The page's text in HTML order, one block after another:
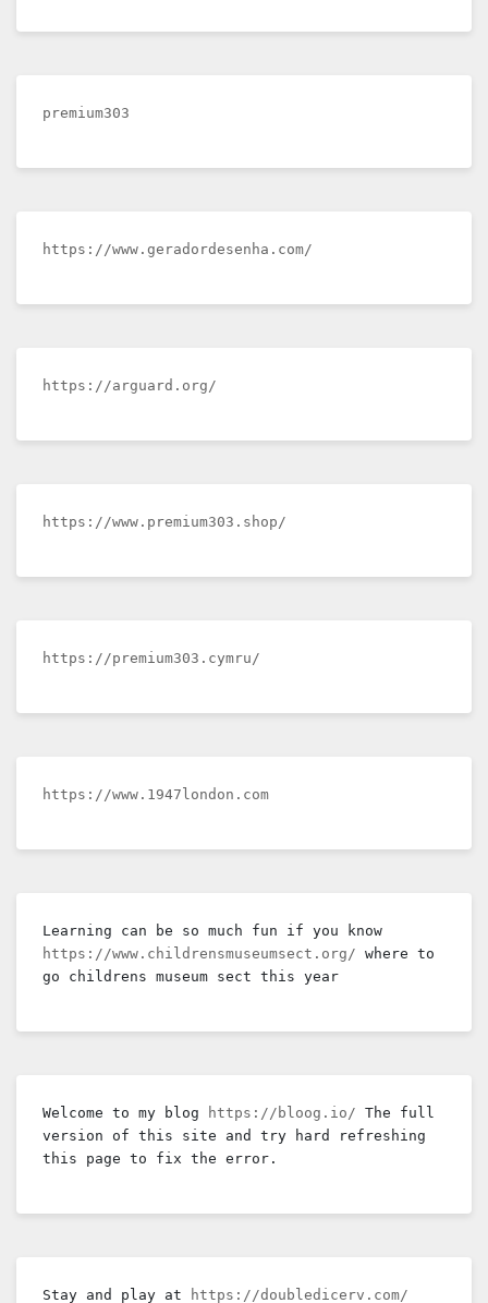
premium303
https://www.geradordesenha.com/
https://arguard.org/
https://www.premium303.shop/
https://premium303.cymru/
https://www.1947london.com
https://www.childrensmuseumsect.org/ where to
go childrens museum sect this year
Welcome to my blog https://bloog.io/ The full
version of this site and try hard refreshing
this page to fix the error.
Stay and play at https://doubledicerv.com/